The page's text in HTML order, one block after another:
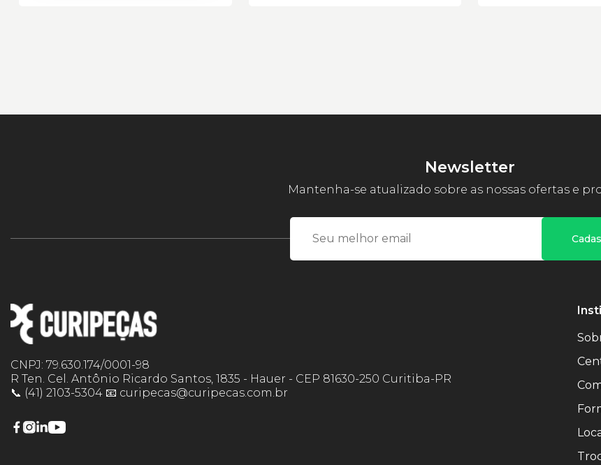
Newsletter
Mantenha-se atualizado sobre as nossas ofertas e
CNPJ: 79.630.174/0001-98
R Ten. Cel. Antônio Ricardo Santos, 1835 - Hauer - CEP 81630-250 Curitiba-PR
📞 (41) 2103-5304 📧 curipecas@curipecas.com.br